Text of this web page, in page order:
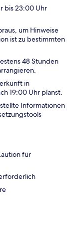
bis 23:00 Uhr
um Hinweise
ist zu bestimmten
48 Stunden
in
19:00 Uhr planst.
Informationen
für